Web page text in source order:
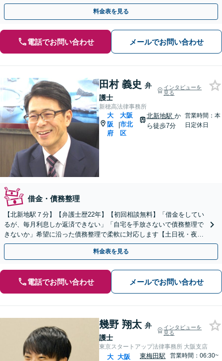
相談受付】【費用の分割払い可】初回相談料は0円
料金表を見る
電話でお問い合わせ メールでお問い合わせ
田村 義史 弁
護士
インタビューを
見る
新穂高法律事務所
大
阪
府
|
大阪
市北
区
北新地駅 か
ら徒歩7分
営業時間：本
日定休日
借金・債務整理
【北新地駅７分】【弁護士歴22年】【初回相談無料】「借金をしてい
るが、毎月利息しか返済できない」「自宅を手放さないで債務整理で
きないか」希望に沿った債務整理で柔軟に対応します【土日祝・夜間
対応可】【完全個室対応】
料金表を見る
電話でお問い合わせ メールでお問い合わせ
幾野 翔太 弁
護士
インタビューを
見る
東京スタートアップ法律事務所 大阪支店
大 大阪
東梅田駅
営業時間：06:30~